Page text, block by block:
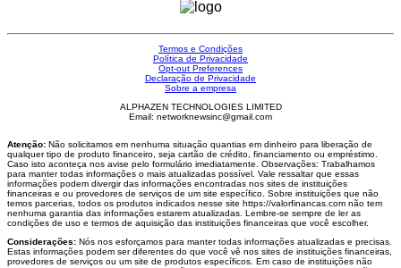
Termos e Condições
Política de Privacidade
Opt-out Preferences
Declaração de Privacidade
Sobre a empresa
ALPHAZEN TECHNOLOGIES LIMITED
Email: networknewsinc@gmail.com
Atenção: Não solicitamos em nenhuma situação quantias em dinheiro para liberação de
qualquer tipo de produto financeiro, seja cartão de crédito, financiamento ou empréstimo.
Caso isto aconteça nos avise pelo formulário imediatamente. Observações: Trabalhamos
para manter todas informações o mais atualizadas possível. Vale ressaltar que essas
informações podem divergir das informações encontradas nos sites de instituições
financeiras e ou provedores de serviços de um site específico. Sobre instituições que não
temos parcerias, todos os produtos indicados nesse site https://valorfinancas.com não tem
nenhuma garantia das informações estarem atualizadas. Lembre-se sempre de ler as
condições de uso e termos de aquisição das instituições financeiras que você escolher.
Considerações: Nós nos esforçamos para manter todas informações atualizadas e precisas.
Estas informações podem ser diferentes do que você vê nos sites de instituições financeiras,
provedores de serviços ou um site de produtos específicos. Em caso de instituições não